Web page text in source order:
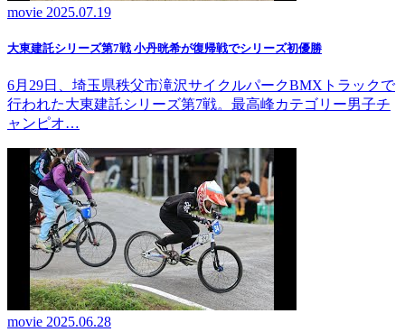
movie 2025.07.19
大東建託シリーズ第7戦 ⼩丹晄希が復帰戦でシリーズ初優勝
6月29日、埼玉県秩父市滝沢サイクルパークBMXトラックで
行われた大東建託シリーズ第7戦。最高峰カテゴリー男子チ
ャンピオ…
movie 2025.06.28